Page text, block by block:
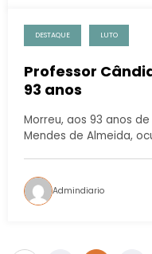
DESTAQUE LUTO
Professor
93 anos
Morreu, aos 93 anos
Mendes de Almeida,
Admindiario